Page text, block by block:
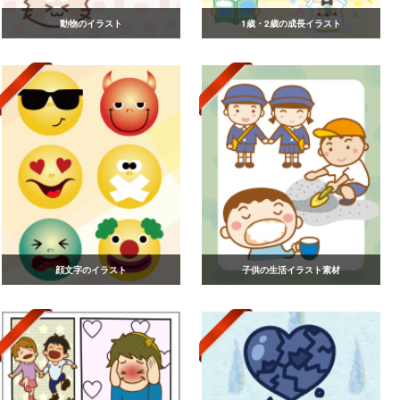
動物のイラスト 1歳・2歳の成長イラスト
顔文字のイラスト 子供の生活イラスト素材